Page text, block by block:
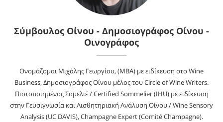
Σύμβουλος Οίνου - Δημοσιογράφος Οίνου -
Οινογράφος
Ονομάζομαι Μιχάλης Γεωργίου, (MBA) με ειδίκευση στο Wine
Business, Δημοσιογράφος Οίνου μέλος του Circle of Wine Writers.
Πιστοποιημένος Σομελιέ / Certified Sommelier (IHU) με ειδίκευση
στην Γευσιγνωσία και Αισθητηριακή Ανάλυση Οίνου / Wine Sensory
Analysis (UC DAVIS), Champagne Expert (Comité Champagne).